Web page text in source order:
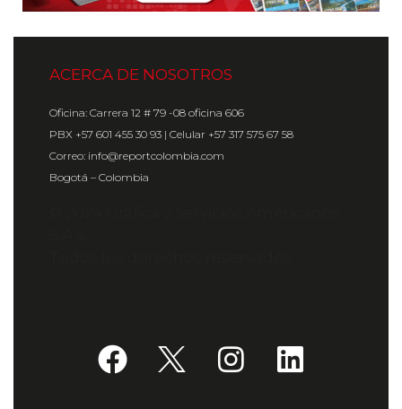
ACERCA DE NOSOTROS
Oficina: Carrera 12 # 79 -08 oficina 606
PBX +57 601 455 30 93 | Celular +57 317 575 67 58
Correo: info@reportcolombia.com
Bogotá – Colombia